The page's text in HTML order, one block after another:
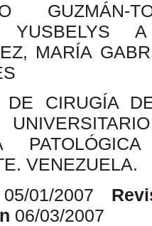
GUZMÁN-
YUSBELYS A
MARÍA
DE CIRUGÍA
VENEZUELA.
01/2007
06/03/2007